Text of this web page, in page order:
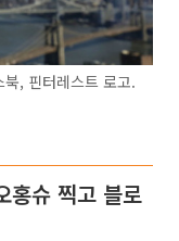
, 핀터레스트 로고.
홍슈 찍고 블로